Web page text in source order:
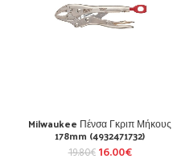
Milwaukee Πένσα Γκριπ Μήκους
178mm (4932471732)
19.80€ 16.00€